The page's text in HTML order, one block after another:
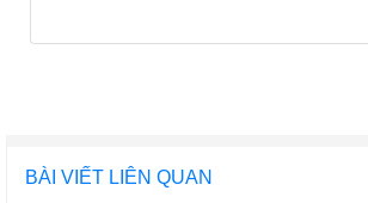
BÀI VIẾT LIÊN QUAN